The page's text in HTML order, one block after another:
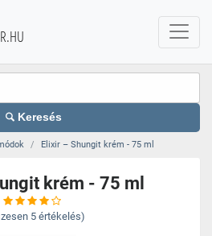
Keresés
Elixir – Shungit krém - 75 ml
krém - 75 ml
5 értékelés)